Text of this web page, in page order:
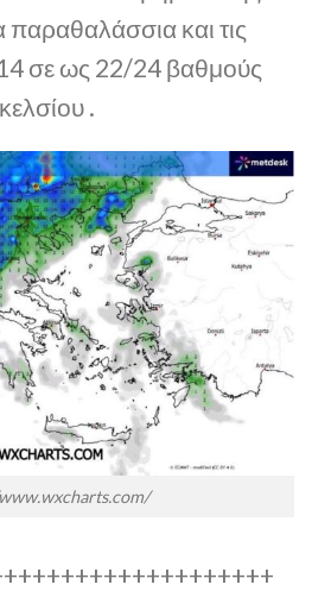
παραθαλάσσια και τις
σε ως 22/24 βαθμούς
κελσίου .